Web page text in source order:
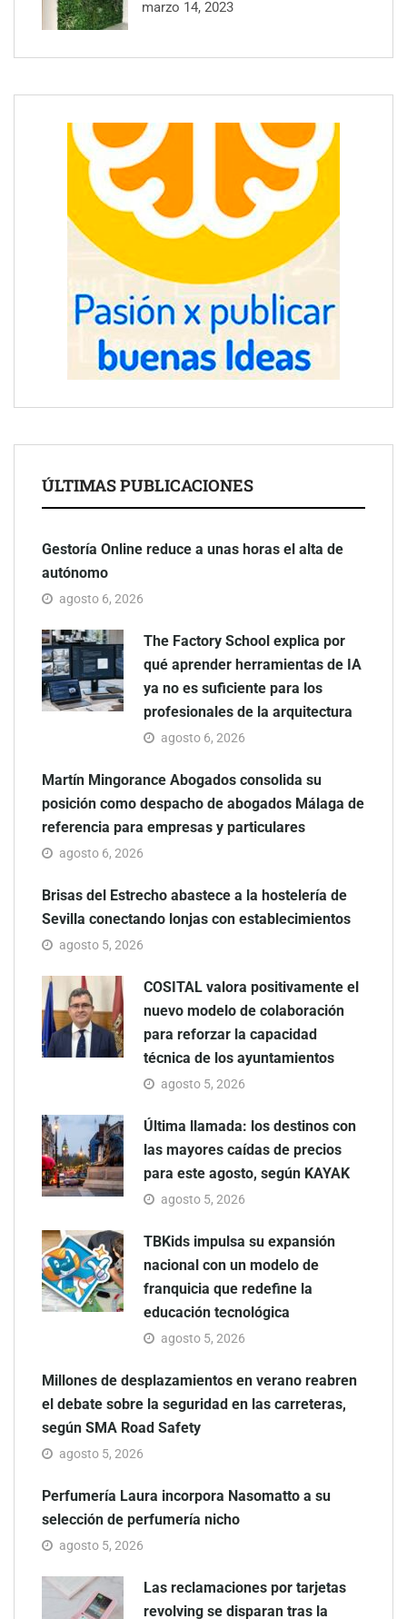
marzo 14, 2023
ÚLTIMAS PUBLICACIONES
Gestoría Online reduce a unas horas el alta de
autónomo
agosto 6, 2026
The Factory School explica por
qué aprender herramientas de IA
ya no es suficiente para los
profesionales de la arquitectura
agosto 6, 2026
Martín Mingorance Abogados consolida su
posición como despacho de abogados Málaga de
referencia para empresas y particulares
agosto 6, 2026
Brisas del Estrecho abastece a la hostelería de
Sevilla conectando lonjas con establecimientos
agosto 5, 2026
COSITAL valora positivamente el
nuevo modelo de colaboración
para reforzar la capacidad
técnica de los ayuntamientos
agosto 5, 2026
Última llamada: los destinos con
las mayores caídas de precios
para este agosto, según KAYAK
agosto 5, 2026
TBKids impulsa su expansión
nacional con un modelo de
franquicia que redefine la
educación tecnológica
agosto 5, 2026
Millones de desplazamientos en verano reabren
el debate sobre la seguridad en las carreteras,
según SMA Road Safety
agosto 5, 2026
Perfumería Laura incorpora Nasomatto a su
selección de perfumería nicho
agosto 5, 2026
Las reclamaciones por tarjetas
revolving se disparan tras la